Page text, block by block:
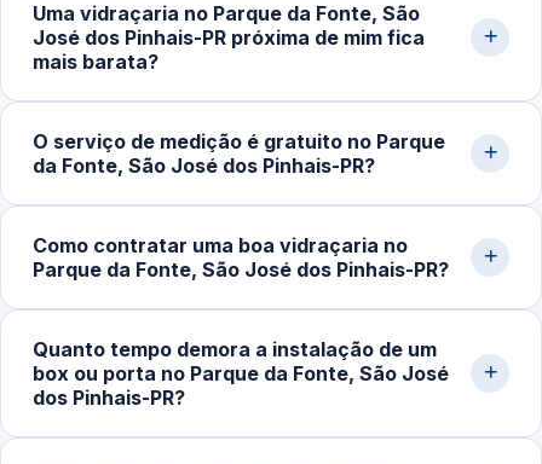
escritórios, restaurantes e obras em geral em São José
dos Pinhais‑PR. Fazemos medição, projeto, fabricação e
Uma vidraçaria no Parque da Fonte, São
José dos Pinhais-PR próxima de mim fica
mais barata?
por uma vidraçaria próxima da sua localização, os custos
de deslocamento e transporte de vidro tendem a ser
menores.
O serviço de medição é gratuito no Parque
da Fonte, São José dos Pinhais-PR?
orçamento sem compromisso, em residências,
comércios e obras na cidade de São José dos
Pinhais‑PR e região.
Como contratar uma boa vidraçaria no
Parque da Fonte, São José dos Pinhais-PR?
avaliações de clientes, pedir orçamento detalhado e
confirmar a garantia do serviço. Experiência com vidro
Quanto tempo demora a instalação de um
box ou porta no Parque da Fonte, São José
dos Pinhais-PR?